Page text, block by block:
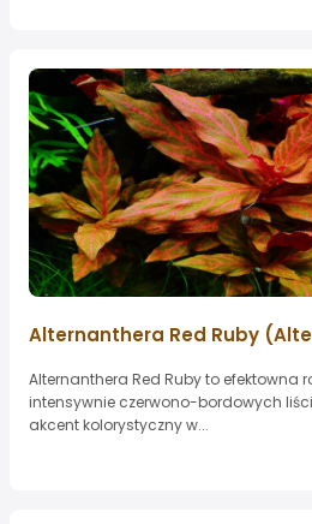
Alternanthera Red Ruby
Alternanthera Red Ruby to efektowna
intensywnie czerwono-bordowych
akcent kolorystyczny w...